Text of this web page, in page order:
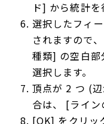
ド] から統計を
選択したフィ
されますので
種類] の空白部
選択します。
頂点が 2 つ (
合は、 [ライン
[OK] をクリッ